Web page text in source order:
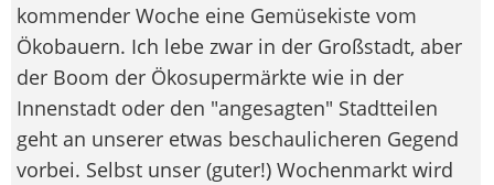
kommender Woche eine Gemüsekiste vom
Ökobauern. Ich lebe zwar in der Großstadt, aber
der Boom der Ökosupermärkte wie in der
Innenstadt oder den "angesagten" Stadtteilen
geht an unserer etwas beschaulicheren Gegend
vorbei. Selbst unser (guter!) Wochenmarkt wird